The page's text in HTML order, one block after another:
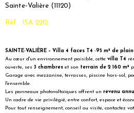
Sainte-Valière (11120)
Réf : ISA 2212
SAINTE-VALIÈRE – Villa 4 faces T4 -95 m² de
Au cœur d'un environnement paisible, cette villa T4
ouverte, ses 3 chambres et son terrain de 2 160 m²
Garage avec mezzanine, terrasses, piscine hors-sol,
l'ensemble.
Les panneaux photovoltaïques offrent un revenu
Un cadre de vie privilégié, entre confort, espace et
Pour tout renseignement, conseil ou visite, contactez